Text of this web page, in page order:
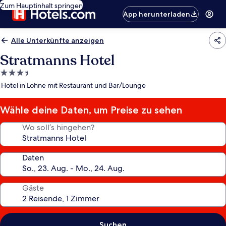
Zum Hauptinhalt springen
App herunterladen
Alle Unterkünfte anzeigen
Stratmanns Hotel
3.5-
Sterne-
Hotel in Lohne mit Restaurant und Bar/Lounge
Wähle deine Daten, um Preise zu sehen
Wo soll’s hingehen?
Daten
Gäste